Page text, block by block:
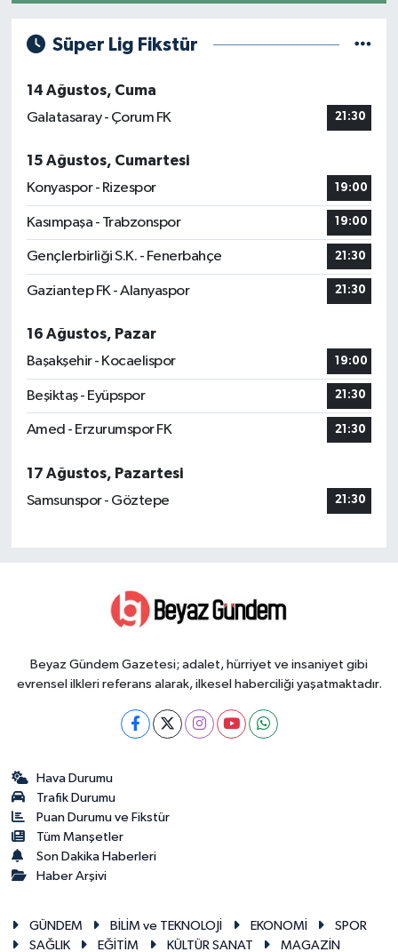
Süper Lig Fikstür
14 Ağustos, Cuma
Galatasaray - Çorum FK
21:30
15 Ağustos, Cumartesi
Konyaspor - Rizespor
19:00
Kasımpaşa - Trabzonspor 19:00
Gençlerbirliği S.K. - Fenerbahçe 21:30
Gaziantep FK - Alanyaspor 21:30
16 Ağustos, Pazar
Başakşehir - Kocaelispor
19:00
Beşiktaş - Eyüpspor 21:30
Amed - Erzurumspor FK 21:30
17 Ağustos, Pazartesi
Samsunspor - Göztepe
21:30
Beyaz Gündem Gazetesi; adalet, hürriyet ve insaniyet gibi
evrensel ilkleri referans alarak, ilkesel haberciliği yaşatmaktadır.
Hava Durumu
Trafik Durumu
Puan Durumu ve Fikstür
Tüm Manşetler
Son Dakika Haberleri
Haber Arşivi
GÜNDEM BİLİM ve TEKNOLOJİ EKONOMİ
SPOR
SAĞLIK
EĞİTİM KÜLTÜR SANAT MAGAZİN